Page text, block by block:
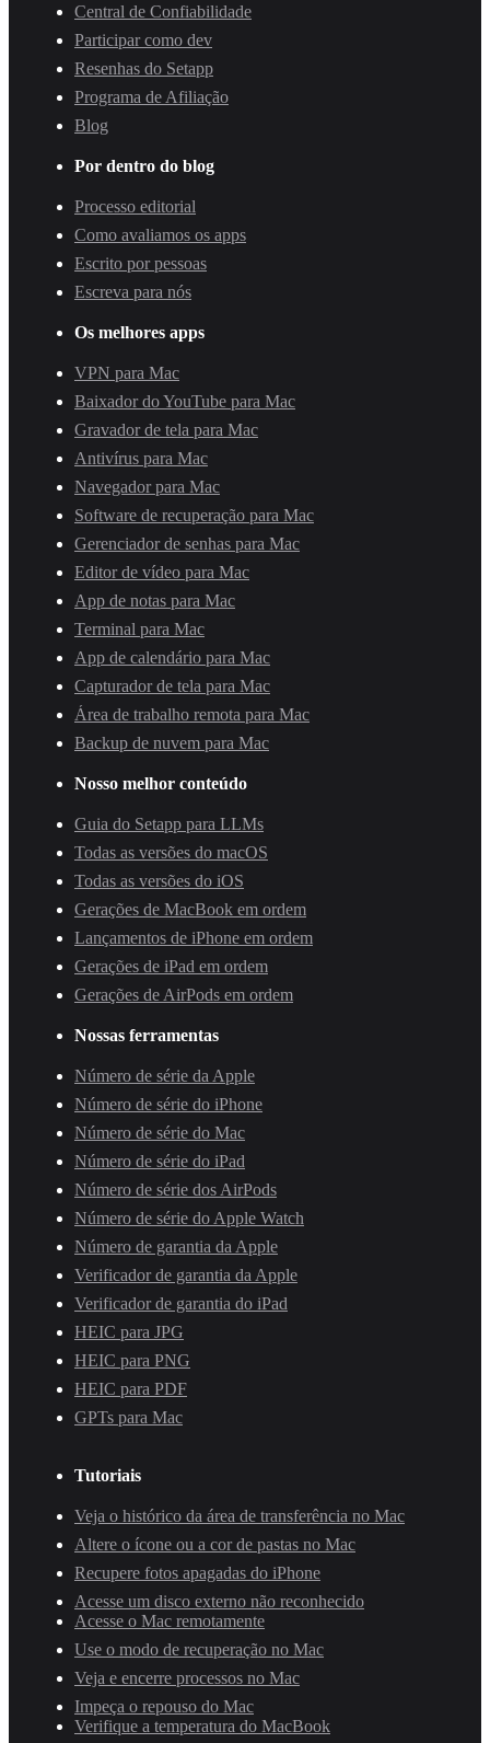
Central de Confiabilidade
Participar como dev
Resenhas do Setapp
Programa de Afiliação
Blog
Por dentro do blog
Processo editorial
Como avaliamos os apps
Escrito por pessoas
Escreva para nós
Os melhores apps
VPN para Mac
Baixador do YouTube para Mac
Gravador de tela para Mac
Antivírus para Mac
Navegador para Mac
Software de recuperação para Mac
Gerenciador de senhas para Mac
Editor de vídeo para Mac
App de notas para Mac
Terminal para Mac
App de calendário para Mac
Capturador de tela para Mac
Área de trabalho remota para Mac
Backup de nuvem para Mac
Nosso melhor conteúdo
Guia do Setapp para LLMs
Todas as versões do macOS
Todas as versões do iOS
Gerações de MacBook em ordem
Lançamentos de iPhone em ordem
Gerações de iPad em ordem
Gerações de AirPods em ordem
Nossas ferramentas
Número de série da Apple
Número de série do iPhone
Número de série do Mac
Número de série do iPad
Número de série dos AirPods
Número de série do Apple Watch
Número de garantia da Apple
Verificador de garantia da Apple
Verificador de garantia do iPad
HEIC para JPG
HEIC para PNG
HEIC para PDF
GPTs para Mac
Tutoriais
Veja o histórico da área de transferência no Mac
Altere o ícone ou a cor de pastas no Mac
Recupere fotos apagadas do iPhone
Acesse um disco externo não reconhecido
Acesse o Mac remotamente
Use o modo de recuperação no Mac
Veja e encerre processos no Mac
Impeça o repouso do Mac
Verifique a temperatura do MacBook